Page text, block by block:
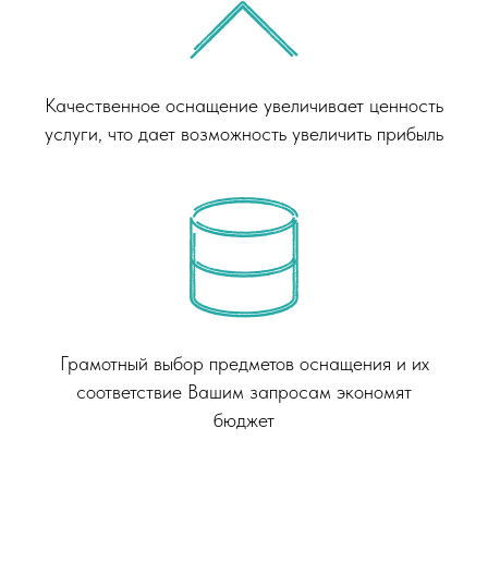
Качественное оснащение увеличивает ценность
услуги, что дает возможность увеличить прибыль
Грамотный выбор предметов оснащения и их
соответствие Вашим запросам экономят
бюджет